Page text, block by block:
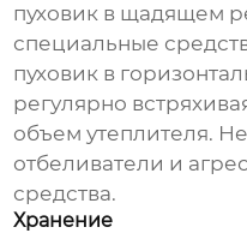
пуховик в щадящем
специальные
пуховик в
регулярно
объем утеплителя.
отбеливатели и
средства.
Хранение